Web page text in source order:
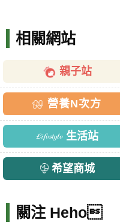
相關網站
親子站
營養N次方
生活站
希望商城
關注 Heho